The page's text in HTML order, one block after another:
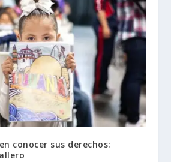
conocer sus derechos: